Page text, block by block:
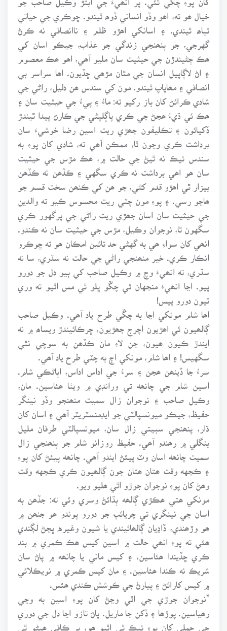
خيال ھو ته، اھو وڏو انساني ڏوھ ٿيندو. ڇوڪري جي حياتي
تباھ ٿيندي. ۽ اسانکي اھڙو ظلم ۽ ناانصافي نه ڪرڻ
گهرجي، جو پنھنجي زندگي جو عذاب، جيڪو اسان کي
ھڪ ڄڻيندڙن جي حيثيت سان مليو آھي، اھو ھڪ معصوم
۽ اڻ لاڳاپيل انسان جي مٿان مڙھي ڇڏيون. اھا سراسر بي
انصافي ۽ مھاپاپ ٿيندو. مون کي سندس ھن دليل، راڻي جي
شادي ڪرائڻ کان باز رکيو ته: ماءُ ۽ پيءُ جي حيثيت سان ۽
ھڪ ئي ڌيءُ ھجڻ جي ڪري پاڳلپڻي جي ڪارڻ پيدا ٿيندڙ
ڏکيائون ۽ تڪليفون جھڙي ريت اسين رضا خوشيءَ سان
برداشت ڪري وڃون ٿا، ممڪن آھي ته، شادي کان پوءِ به
سندس ٺيڪ نه ٿيڻ جي حالت ۾، ھڪ مڙس جي حيثيت
سان ھو اھي برداشت نه ڪري سگهي ۽ ڪڏھن نه ڪڏھن
بيزار ٿي اھڙو قدم کڻي، جو ھن کي ڪنھن سخت قسم جو
ھاڃو رسي. ۽ پوءِ مون چٽي ريت محسوس ڪيو ته والدين
جي حيثيت سان اسان جھڙي ريت راڻي جي پرگهور ڪري
سگهون ٿا، نوجوان وڪيل، مڙس جي حيثيت سان نه ڪندو.
انھي کان سواءِ ھي به گهڻي حد تائين امڪان ھو ته ڇوڪرو
انڪار ڪري. خير منھنجي راڻي جي حالت نه سڌري، سا نه
سڌري، ته انھيءَ وچ ۾ وڪيل صاحب کي ٻيو دل جو دورو
پيو. اڃا انھيءَ منجهان ئي چڱو ڀلو ٿي مس اٿيو ته وري
ٽيون دورو پيس!
اھا شام مونکي اڃا به چڱي طرح ياد آھي. وڪيل صاحب
ڳالھيون ئي اھڙيون اچرج جھڙيون، ڇرڪائيندڙ ويساھ ۾ نه
ايندڙ ڪيون ھيون، جن لاءِ مان ڪڏھن به سوچي نٿي
سگهيس! ۽ اھا شام، مونکي اڄ به چٽي طرح ياد آھي.
سرءُ جا ڏينھن ھجن ۽ سرءُ جي اداس اداس، اٻاڻڪي شام.
اسين شام جي چانھه تي ورانڊي ۾ ويٺا ھئاسين. مان،
وڪيل صاحب ۽ نوجوان زال سميت منھنجو وڏو نينگر
حفيظ، جيڪو ميونسپالٽي جو ايڊمنسٽريٽر آھي ۽ اسان کان
ڌار، پنھنجي سبيتي زال سان، ميونسپالٽي طرفان مليل
بنگلي ۾ رھندو آھي. حفيظ روزانو شام جو پنھنجي زال
سميت چانھه اسان وٽ پيئڻ ايندو آھي. چانھه پيئڻ کان پوءِ
۽ ڪجهه وقت ھتان ھتان جون ڳالھيون ڪري ڪجهه وقت
وھڻ کان پوءِ نوجوان جوڙو اٿي ھليو ويو.
مونکي ھتي ھڪڙي ڳالھه ٻڌائڻ وسري وئي ته: جڏھن به
اسان جي نينگري تي چريائپ جو دورو پوندو ھو جنھن ۾
ھو وڙھندي، ڏاڍيان ڳالھائيندي يا شيون وغيره ڀڃڻ لڳندي
ھئي ته پوءِ انھي حالت ۾ اسين کيس ھڪ ڪمري ۾ بند
ڪري ڇڏيندا ھئاسين، ۽ کيس ماني يا چانھه ۾ پاڻ سان
شريڪ نه ڪندا ھئاسين. ۽ مان کيس ڪمري ۾ نويڪلائي
۾ کيس کارائڻ ۽ پيارڻ جي ڪوشش ڪندي ھئس.
”نوجوان جوڙي جي اٿي وڃڻ کان پوءِ اسين به وڃي
رھياسين. پوڙھا ۽ ڏکن جا ماريل. پاڻ تازو اڃا دل جي دوري
جي حملي کان پوءِ ٺيڪ ٿي اٿيو ھو، پر ڪافي ھيڻو ٿي